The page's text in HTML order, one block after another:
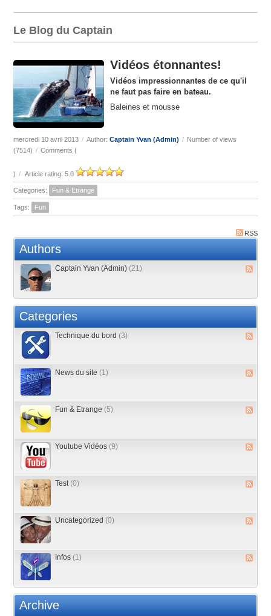
Le Blog du Captain
Vidéos étonnantes!
Vidéos impressionnantes de ce qu'il
ne faut pas faire en bateau.
Baleines et mousse
mercredi 10 avril 2013 / Author:Captain Yvan (Admin) / Number of views
(7514) / Comments (
) / Article rating: 5.0
Categories: Fun & Etrange
Tags: Fun
RSS
Authors
Captain Yvan (Admin) (21)
Categories
Technique du bord (3)
News du site (1)
Fun & Etrange (5)
Youtube Vidéos (9)
Test (0)
Uncategorized (0)
Infos (1)
Archive